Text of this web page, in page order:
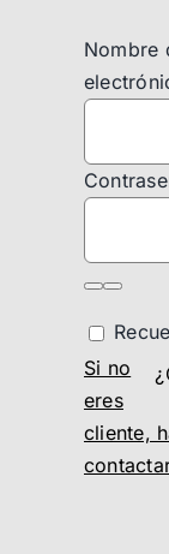
Nombre
Si no
eres
cliente,